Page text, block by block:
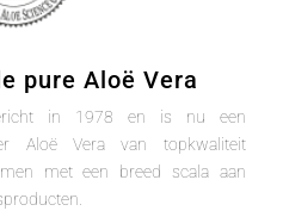
pure Aloë Vera
in 1978 en is nu een
Aloë Vera van topkwaliteit
met een breed scala aan